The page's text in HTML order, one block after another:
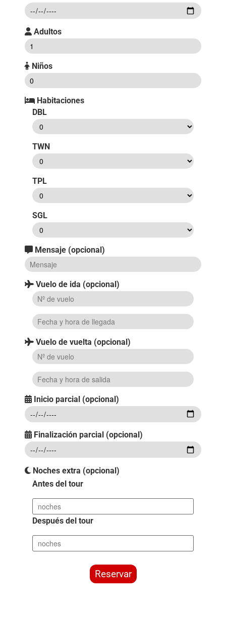
Adultos
Niños
Habitaciones
DBL
TWN
TPL
SGL
Mensaje (opcional)
Vuelo de ida (opcional)
Vuelo de vuelta (opcional)
Inicio parcial (opcional)
Finalización parcial (opcional)
Noches extra (opcional)
Antes del tour
Después del tour
Reservar